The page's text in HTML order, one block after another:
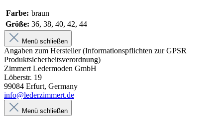
Farbe: braun
Größe: 36, 38, 40, 42, 44
Menü schließen
Angaben zum Hersteller (Informationspflichten zur GPSR
Produktsicherheitsverordnung)
Zimmert Ledermoden GmbH
Löberstr. 19
99084 Erfurt, Germany
info@lederzimmert.de
Menü schließen